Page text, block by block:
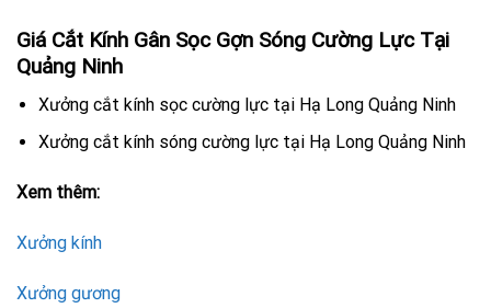
Giá Cắt Kính Gân Sọc Gợn Sóng Cường Lực Tại
Quảng Ninh
Xưởng cắt kính sọc cường lực tại Hạ Long Quảng Ninh
Xưởng cắt kính sóng cường lực tại Hạ Long Quảng Ninh
Xem thêm:
Xưởng kính
Xưởng gương